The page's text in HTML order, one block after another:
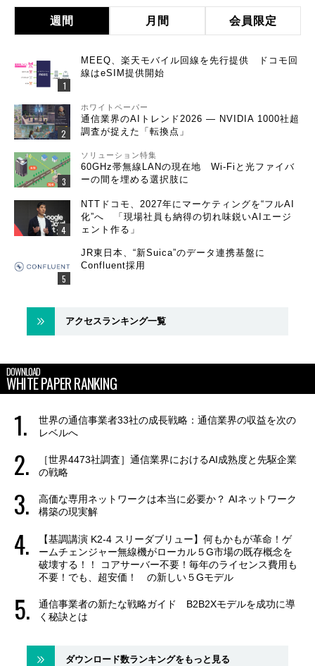
週間 月間 会員限定
MEEQ、楽天モバイル回線を先行提供 ドコモ回
線はeSIM提供開始
ホワイトペーパー
通信業界のAIトレンド2026 ― NVIDIA 1000社超
調査が捉えた「転換点」
ソリューション特集
60GHz帯無線LANの現在地 Wi-Fiと光ファイバ
ーの間を埋める選択肢に
NTTドコモ、2027年にマーケティングを“フルAI
化”へ 「現場社員も納得の切れ味鋭いAIエージ
ェント作る」
JR東日本、“新Suica”のデータ連携基盤に
Confluent採用
アクセスランキング一覧
DOWNLOAD
WHITE PAPER RANKING
世界の通信事業者33社の成長戦略：通信業界の収益を次の
レベルへ
［世界4473社調査］通信業界におけるAI成熟度と先駆企業
の戦略
高価な専用ネットワークは本当に必要か？ AIネットワーク
構築の現実解
【基調講演 K2-4 スリーダブリュー】何もかもが革命！ゲ
ームチェンジャー無線機がローカル５G市場の既存概念を
破壊する！！ コアサーバー不要！毎年のライセンス費用も
不要！でも、超安価！ の新しい５Gモデル
通信事業者の新たな戦略ガイド B2B2Xモデルを成功に導
く秘訣とは
ダウンロード数ランキングをもっと見る